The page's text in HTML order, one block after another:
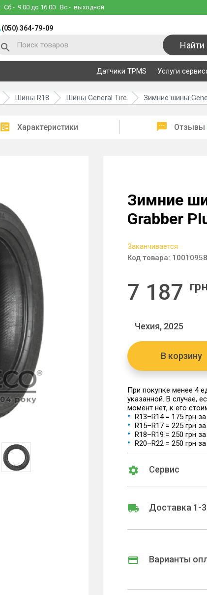
Сб - 9:00 до 16:00 Вс - выходной
(050) 364-79-09
Найти
Датчики TPMS Услуги
Шины R18 Шины General Tire Зимние шины
Характеристики Отзывы
Зимние
Grabber
Заканчивается
Код товара:
7 187 грн
Чехия, 2025
В корзину
При покупке менее 4
указанной. В случае,
момент нет, к его
R13–R14 = 175 грн
R15–R17 = 225 грн
R18–R19 = 250 грн
R20–R22 = 250 грн
Сервис
Доставка 1-
Варианты